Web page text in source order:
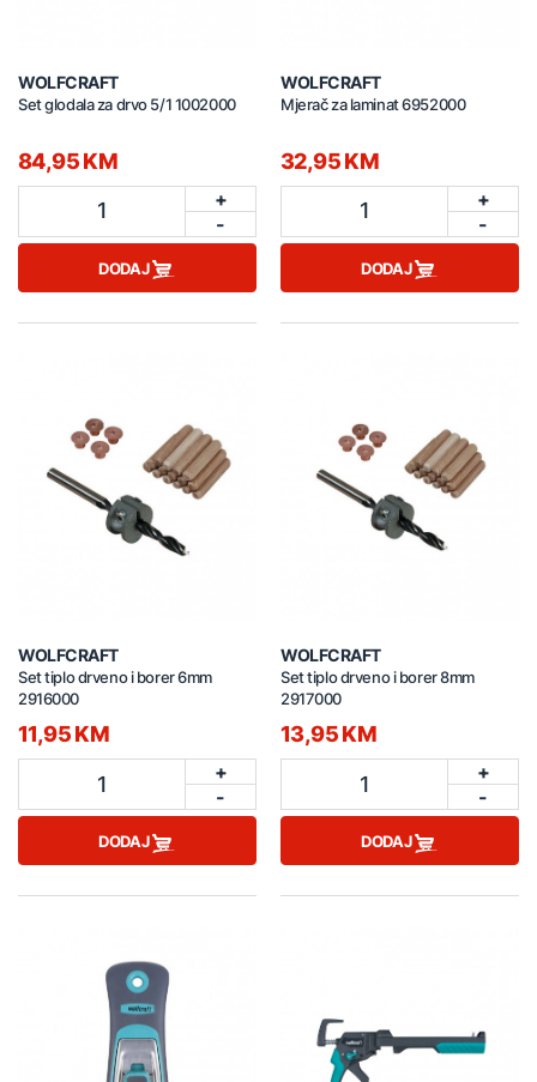
WOLFCRAFT
Set glodala za drvo 5/1 1002000
84,95 KM
1
+
-
DODAJ
WOLFCRAFT
Mjerač za laminat 6952000
32,95 KM
1
+
-
DODAJ
WOLFCRAFT
Set tiplo drveno i borer 6mm
2916000
11,95 KM
1
+
-
DODAJ
WOLFCRAFT
Set tiplo drveno i borer 8mm
2917000
13,95 KM
1
+
-
DODAJ